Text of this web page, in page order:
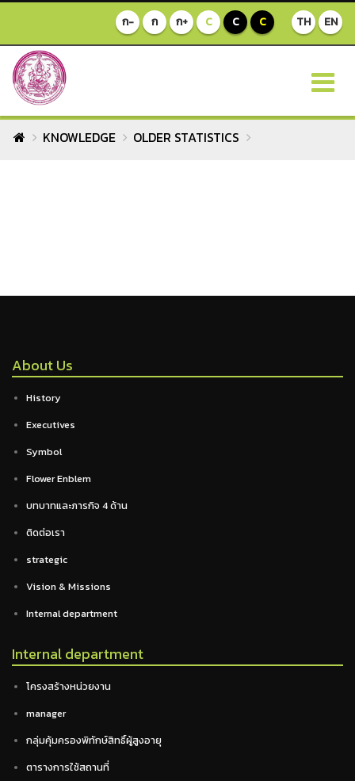
TH EN
ก- ก ก+ C C C
KNOWLEDGE OLDER STATISTICS
About Us
History
Executives
Symbol
Flower Enblem
บทบาทและภารกิจ 4 ด้าน
ติดต่อเรา
strategic
Vision & Missions
Internal department
Internal department
โครงสร้างหน่วยงาน
manager
กลุ่มคุ้มครองพิทักษ์สิทธิ์ผู้สูงอายุ
ตารางการใช้สถานที่